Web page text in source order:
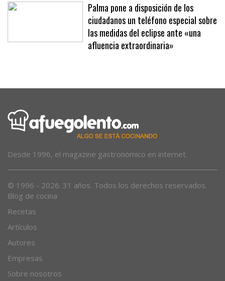
Palma pone a disposición de los
ciudadanos un teléfono especial sobre
las medidas del eclipse ante «una
afluencia extraordinaria»
Desde 1996, el magazine gastronómico en internet.
© 1996 - 2026. 31 años. Todos los derechos reservados.
Blog de cocina
Recetas
Artículos
Autores
Empresas
Sobre nosotros